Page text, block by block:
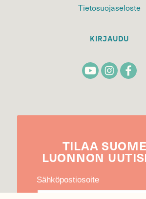
Tietosuojaseloste
KIRJAUDU
TILAA
LUONNON
Sähköpostiosoite